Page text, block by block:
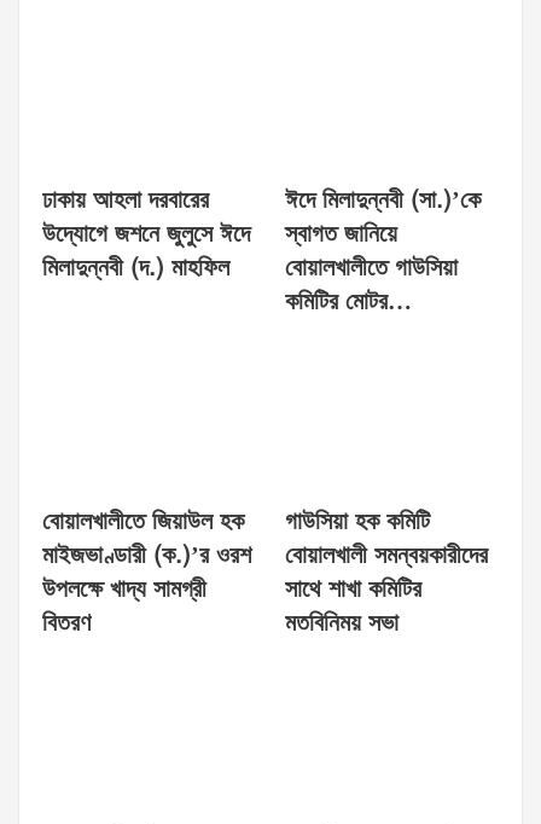
ঢাকায় আহলা দরবারের
উদ্যোগে জশনে জুলুসে ঈদে
মিলাদুন্নবী (দ.) মাহফিল
ঈদে মিলাদুন্নবী (সা.)’কে
স্বাগত জানিয়ে
বোয়ালখালীতে গাউসিয়া
কমিটির মোটর…
বোয়ালখালীতে জিয়াউল হক
মাইজভাণ্ডারী (ক.)’র ওরশ
উপলক্ষে খাদ্য সামগ্রী
বিতরণ
গাউসিয়া হক কমিটি
বোয়ালখালী সমন্বয়কারীদের
সাথে শাখা কমিটির
মতবিনিময় সভা